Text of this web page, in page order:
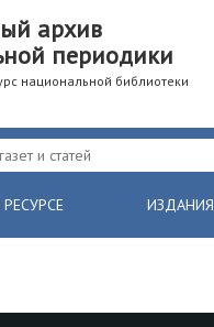
архив
периодики
национальной библиотеки
ИЗДАНИЯ